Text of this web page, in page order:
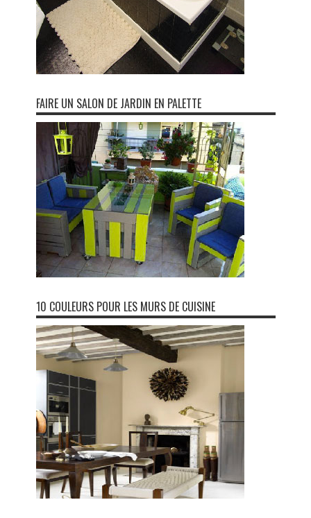
FAIRE UN SALON DE JARDIN EN PALETTE
10 COULEURS POUR LES MURS DE CUISINE